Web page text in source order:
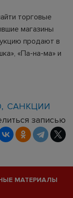
торговые
магазины
продают в
«Па-на-ма» и
САНКЦИИ
записью
МАТЕРИАЛЫ